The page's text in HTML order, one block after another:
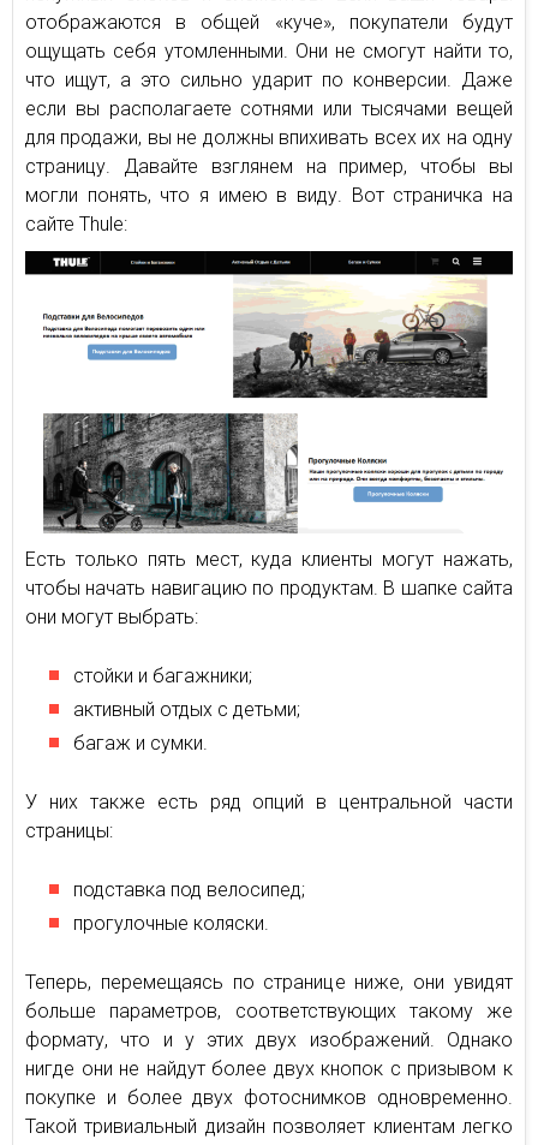
отображаются в общей «куче», покупатели будут
ощущать себя утомленными. Они не смогут найти то,
что ищут, а это сильно ударит по конверсии. Даже
если вы располагаете сотнями или тысячами вещей
для продажи, вы не должны впихивать всех их на одну
страницу. Давайте взглянем на пример, чтобы вы
могли понять, что я имею в виду. Вот страничка на
сайте Thule:
Есть только пять мест, куда клиенты могут нажать,
чтобы начать навигацию по продуктам. В шапке сайта
они могут выбрать:
стойки и багажники;
активный отдых с детьми;
багаж и сумки.
У них также есть ряд опций в центральной части
страницы:
подставка под велосипед;
прогулочные коляски.
Теперь, перемещаясь по странице ниже, они увидят
больше параметров, соответствующих такому же
формату, что и у этих двух изображений. Однако
нигде они не найдут более двух кнопок с призывом к
покупке и более двух фотоснимков одновременно.
Такой тривиальный дизайн позволяет клиентам легко